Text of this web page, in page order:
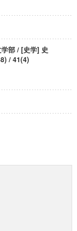
部 / [史学] 史
/ 41(4)